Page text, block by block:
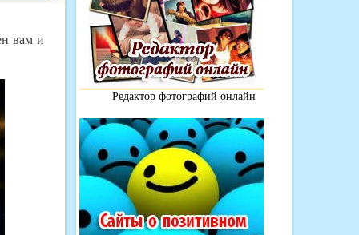
вам и
Редактор фотографий онлайн